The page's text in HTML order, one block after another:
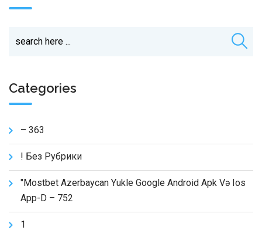
Categories
– 363
! Без Рубрики
"mostbet Azerbaycan Yukle Google Android Apk Və Ios
App-D – 752
1